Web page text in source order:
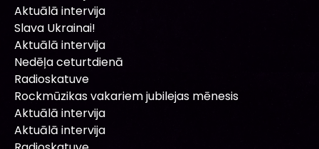
Aktuālā intervija
Slava Ukrainai!
Aktuālā intervija
Nedēļa ceturtdienā
Radioskatuve
Rockmūzikas vakariem jubilejas mēnesis
Aktuālā intervija
Aktuālā intervija